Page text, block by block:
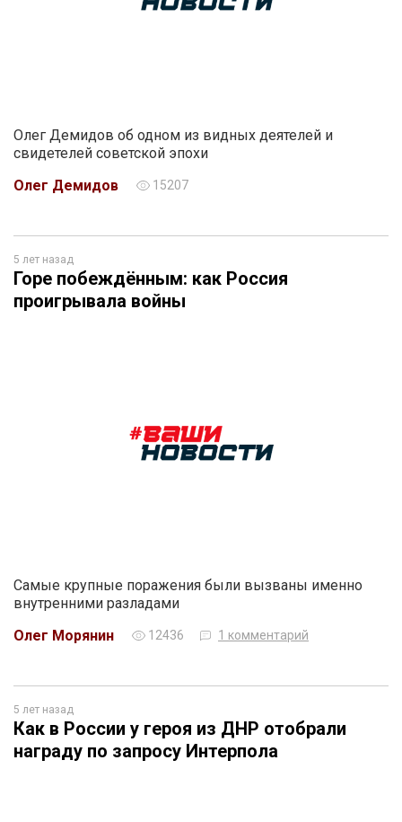
Олег Демидов об одном из видных деятелей и
свидетелей советской эпохи
Олег Демидов
15207
5 лет назад
Горе побеждённым: как Россия
проигрывала войны
Самые крупные поражения были вызваны именно
внутренними разладами
Олег Морянин
12436 1 комментарий
5 лет назад
Как в России у героя из ДНР отобрали
награду по запросу Интерпола